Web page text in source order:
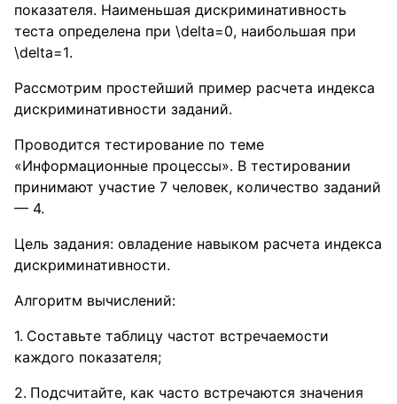
показателя. Наименьшая дискриминативность
теста определена при \delta=0, наибольшая при
\delta=1.
Рассмотрим простейший пример расчета индекса
дискриминативности заданий.
Проводится тестирование по теме
«Информационные процессы». В тестировании
принимают участие 7 человек, количество заданий
— 4.
Цель задания: овладение навыком расчета индекса
дискриминативности.
Алгоритм вычислений:
Составьте таблицу частот встречаемости
каждого показателя;
Подсчитайте, как часто встречаются значения